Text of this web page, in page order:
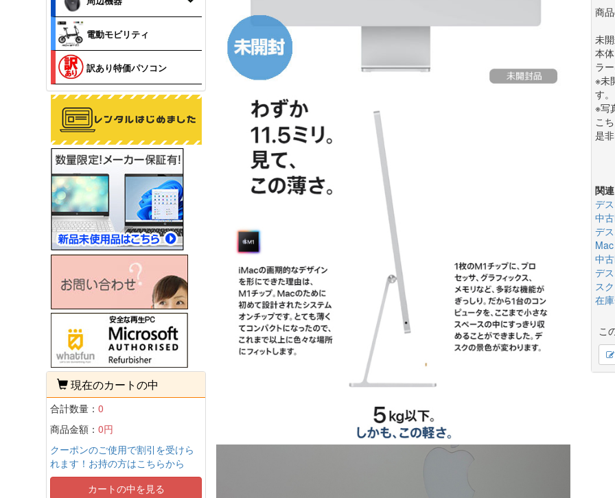
商
未
本
ラ
※未
す。
※写
こ
是
関
デ
中
デ
中
デ
ス
在
こ
電動モビリティ
訳あり特価パソコン
現在のカートの中
合計数量： 0
商品金額： 0円
クーポンのご使用で割引を受けら
れます！お持の方はこちらから
カートの中を見る